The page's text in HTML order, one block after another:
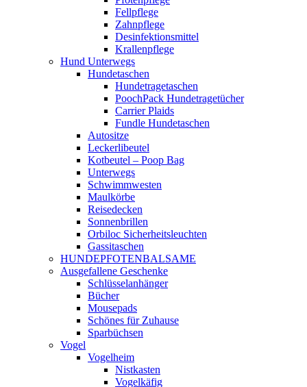
Fellpflege
Zahnpflege
Desinfektionsmittel
Krallenpflege
Hund Unterwegs
Hundetaschen
Hundetragetaschen
PoochPack Hundetragetücher
Carrier Plaids
Fundle Hundetaschen
Autositze
Leckerlibeutel
Kotbeutel – Poop Bag
Unterwegs
Schwimmwesten
Maulkörbe
Reisedecken
Sonnenbrillen
Orbiloc Sicherheitsleuchten
Gassitaschen
HUNDEPFOTENBALSAME
Ausgefallene Geschenke
Schlüsselanhänger
Bücher
Mousepads
Schönes für Zuhause
Sparbüchsen
Vogel
Vogelheim
Nistkasten
Vogelkäfig